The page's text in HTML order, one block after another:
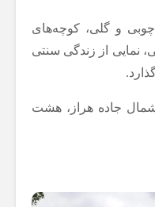
و گلی، کوچه‌های
نمایی از زندگی سنتی
جاده هراز، هشت